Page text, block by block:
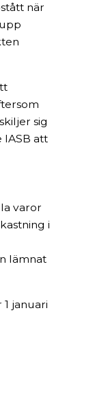
när
sig
att
varor
i
lämnat
januari